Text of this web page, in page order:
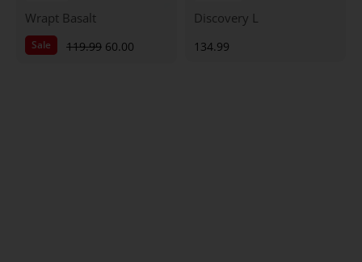
Wrapt Basalt
Sale 119.99 60.00
Discovery L
134.99